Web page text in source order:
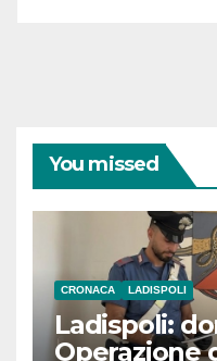
You missed
CRONACA LADISPOLI
Ladispoli:
Operazione